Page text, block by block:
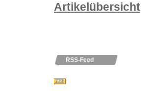
Artikelübersicht
RSS-Feed